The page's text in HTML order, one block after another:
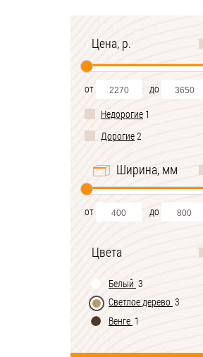
Цена, р.
от
до
Недорогие 1
Дорогие2
Ширина, мм
от до
Цвета
Белый 3
Светлое дерево 3
Венге 1